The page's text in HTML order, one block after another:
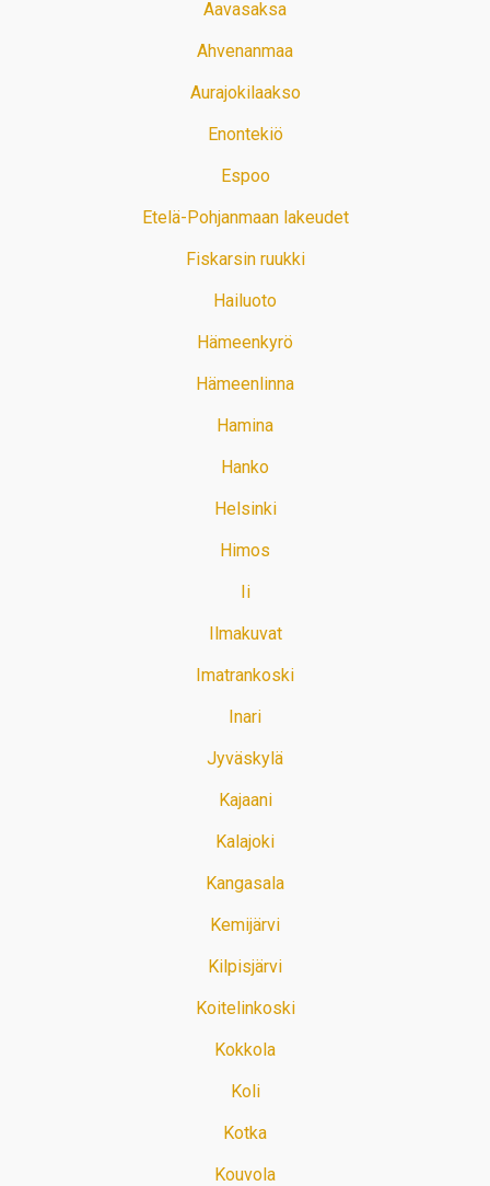
Aavasaksa
Ahvenanmaa
Aurajokilaakso
Enontekiö
Espoo
Etelä-Pohjanmaan lakeudet
Fiskarsin ruukki
Hailuoto
Hämeenkyrö
Hämeenlinna
Hamina
Hanko
Helsinki
Himos
Ii
Ilmakuvat
Imatrankoski
Inari
Jyväskylä
Kajaani
Kalajoki
Kangasala
Kemijärvi
Kilpisjärvi
Koitelinkoski
Kokkola
Koli
Kotka
Kouvola